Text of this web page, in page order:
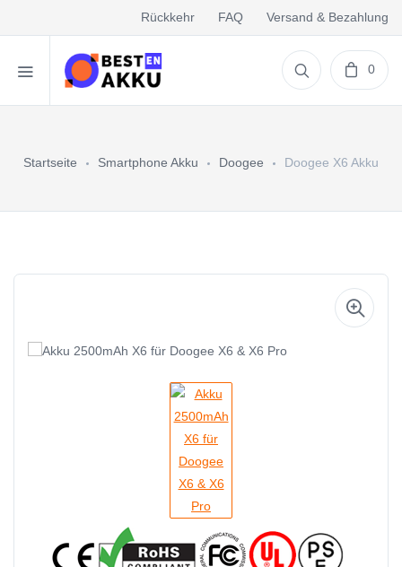
Rückkehr FAQ Versand & Bezahlung
0
Startseite Smartphone Akku Doogee Doogee X6 Akku